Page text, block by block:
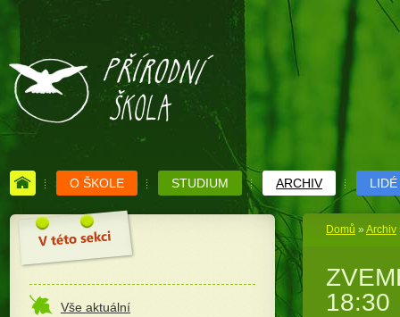
O ŠKOLE STUDIUM ARCHIV LIDÉ
Vše aktuální
Domů » Archiv
18:30